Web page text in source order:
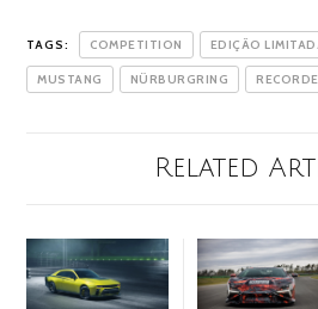
TAGS: COMPETITION EDIÇÃO
MUSTANG NÜRBURGRING RECORDE
Related